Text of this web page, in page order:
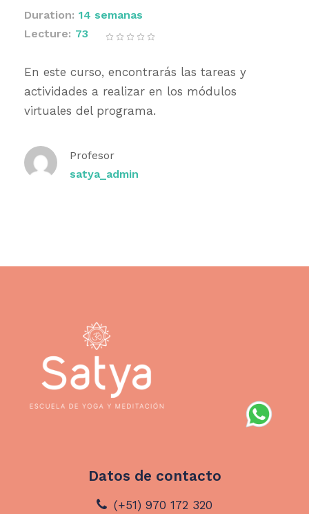
Duration 14 semanas
Lecture
73
En este curso, encontrarás las tareas y
actividades a realizar en los módulos
virtuales del programa.
Profesor
satya_admin
Datos de contacto
(+51) 970 172 320